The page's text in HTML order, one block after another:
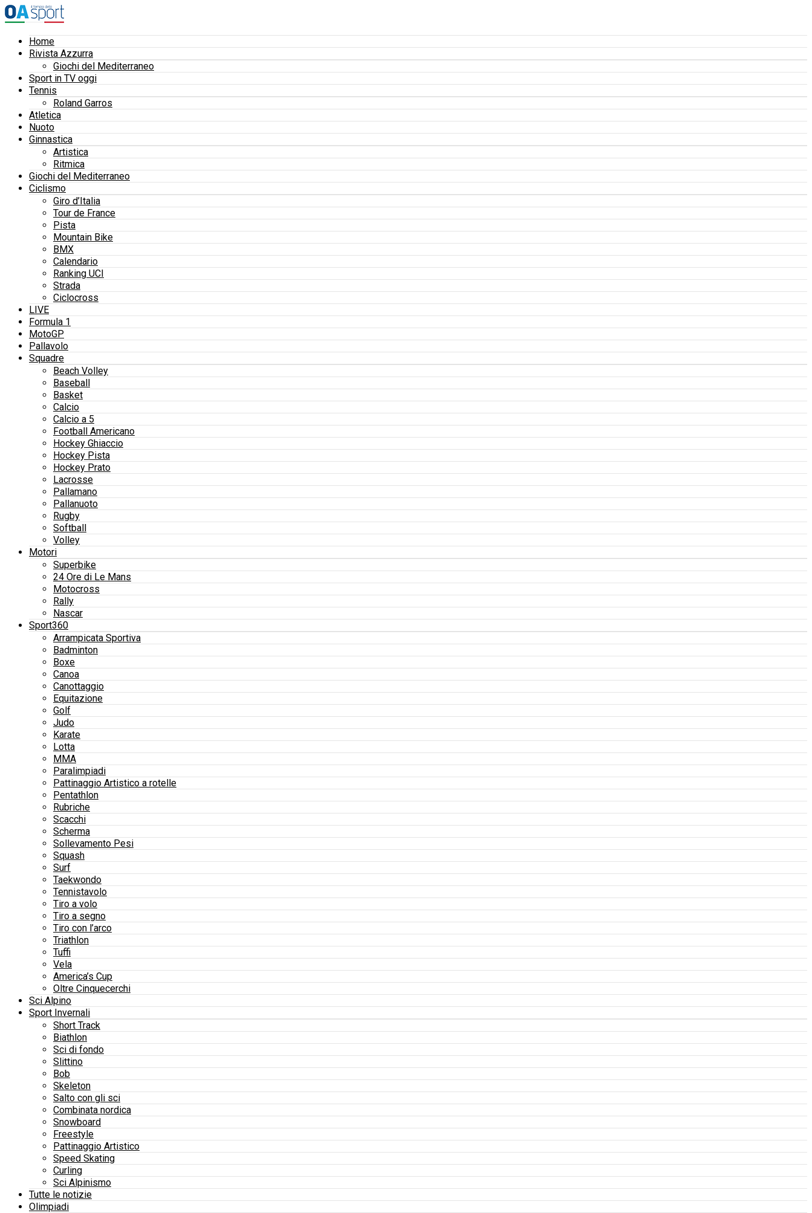
Home
Rivista Azzurra
Giochi del Mediterraneo
Sport in TV oggi
Tennis
Roland Garros
Atletica
Nuoto
Ginnastica
Artistica
Ritmica
Giochi del Mediterraneo
Ciclismo
Giro d’Italia
Tour de France
Pista
Mountain Bike
BMX
Calendario
Ranking UCI
Strada
Ciclocross
LIVE
Formula 1
MotoGP
Pallavolo
Squadre
Beach Volley
Baseball
Basket
Calcio
Calcio a 5
Football Americano
Hockey Ghiaccio
Hockey Pista
Hockey Prato
Lacrosse
Pallamano
Pallanuoto
Rugby
Softball
Volley
Motori
Superbike
24 Ore di Le Mans
Motocross
Rally
Nascar
Sport360
Arrampicata Sportiva
Badminton
Boxe
Canoa
Canottaggio
Equitazione
Golf
Judo
Karate
Lotta
MMA
Paralimpiadi
Pattinaggio Artistico a rotelle
Pentathlon
Rubriche
Scacchi
Scherma
Sollevamento Pesi
Squash
Surf
Taekwondo
Tennistavolo
Tiro a volo
Tiro a segno
Tiro con l’arco
Triathlon
Tuffi
Vela
America’s Cup
Oltre Cinquecerchi
Sci Alpino
Sport Invernali
Short Track
Biathlon
Sci di fondo
Slittino
Bob
Skeleton
Salto con gli sci
Combinata nordica
Snowboard
Freestyle
Pattinaggio Artistico
Speed Skating
Curling
Sci Alpinismo
Tutte le notizie
Olimpiadi